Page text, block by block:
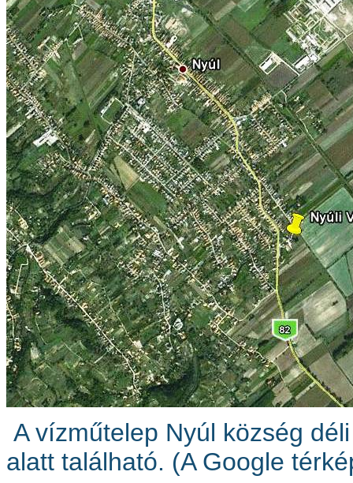
A vízműtelep Nyúl község
alatt található. (A Google